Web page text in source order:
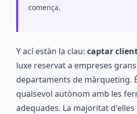
comença.
Y ací estàn la clau: captar
luxe reservat a empreses
departaments de màrqueting.
qualsevol autònom amb les
adequades. La majoritat